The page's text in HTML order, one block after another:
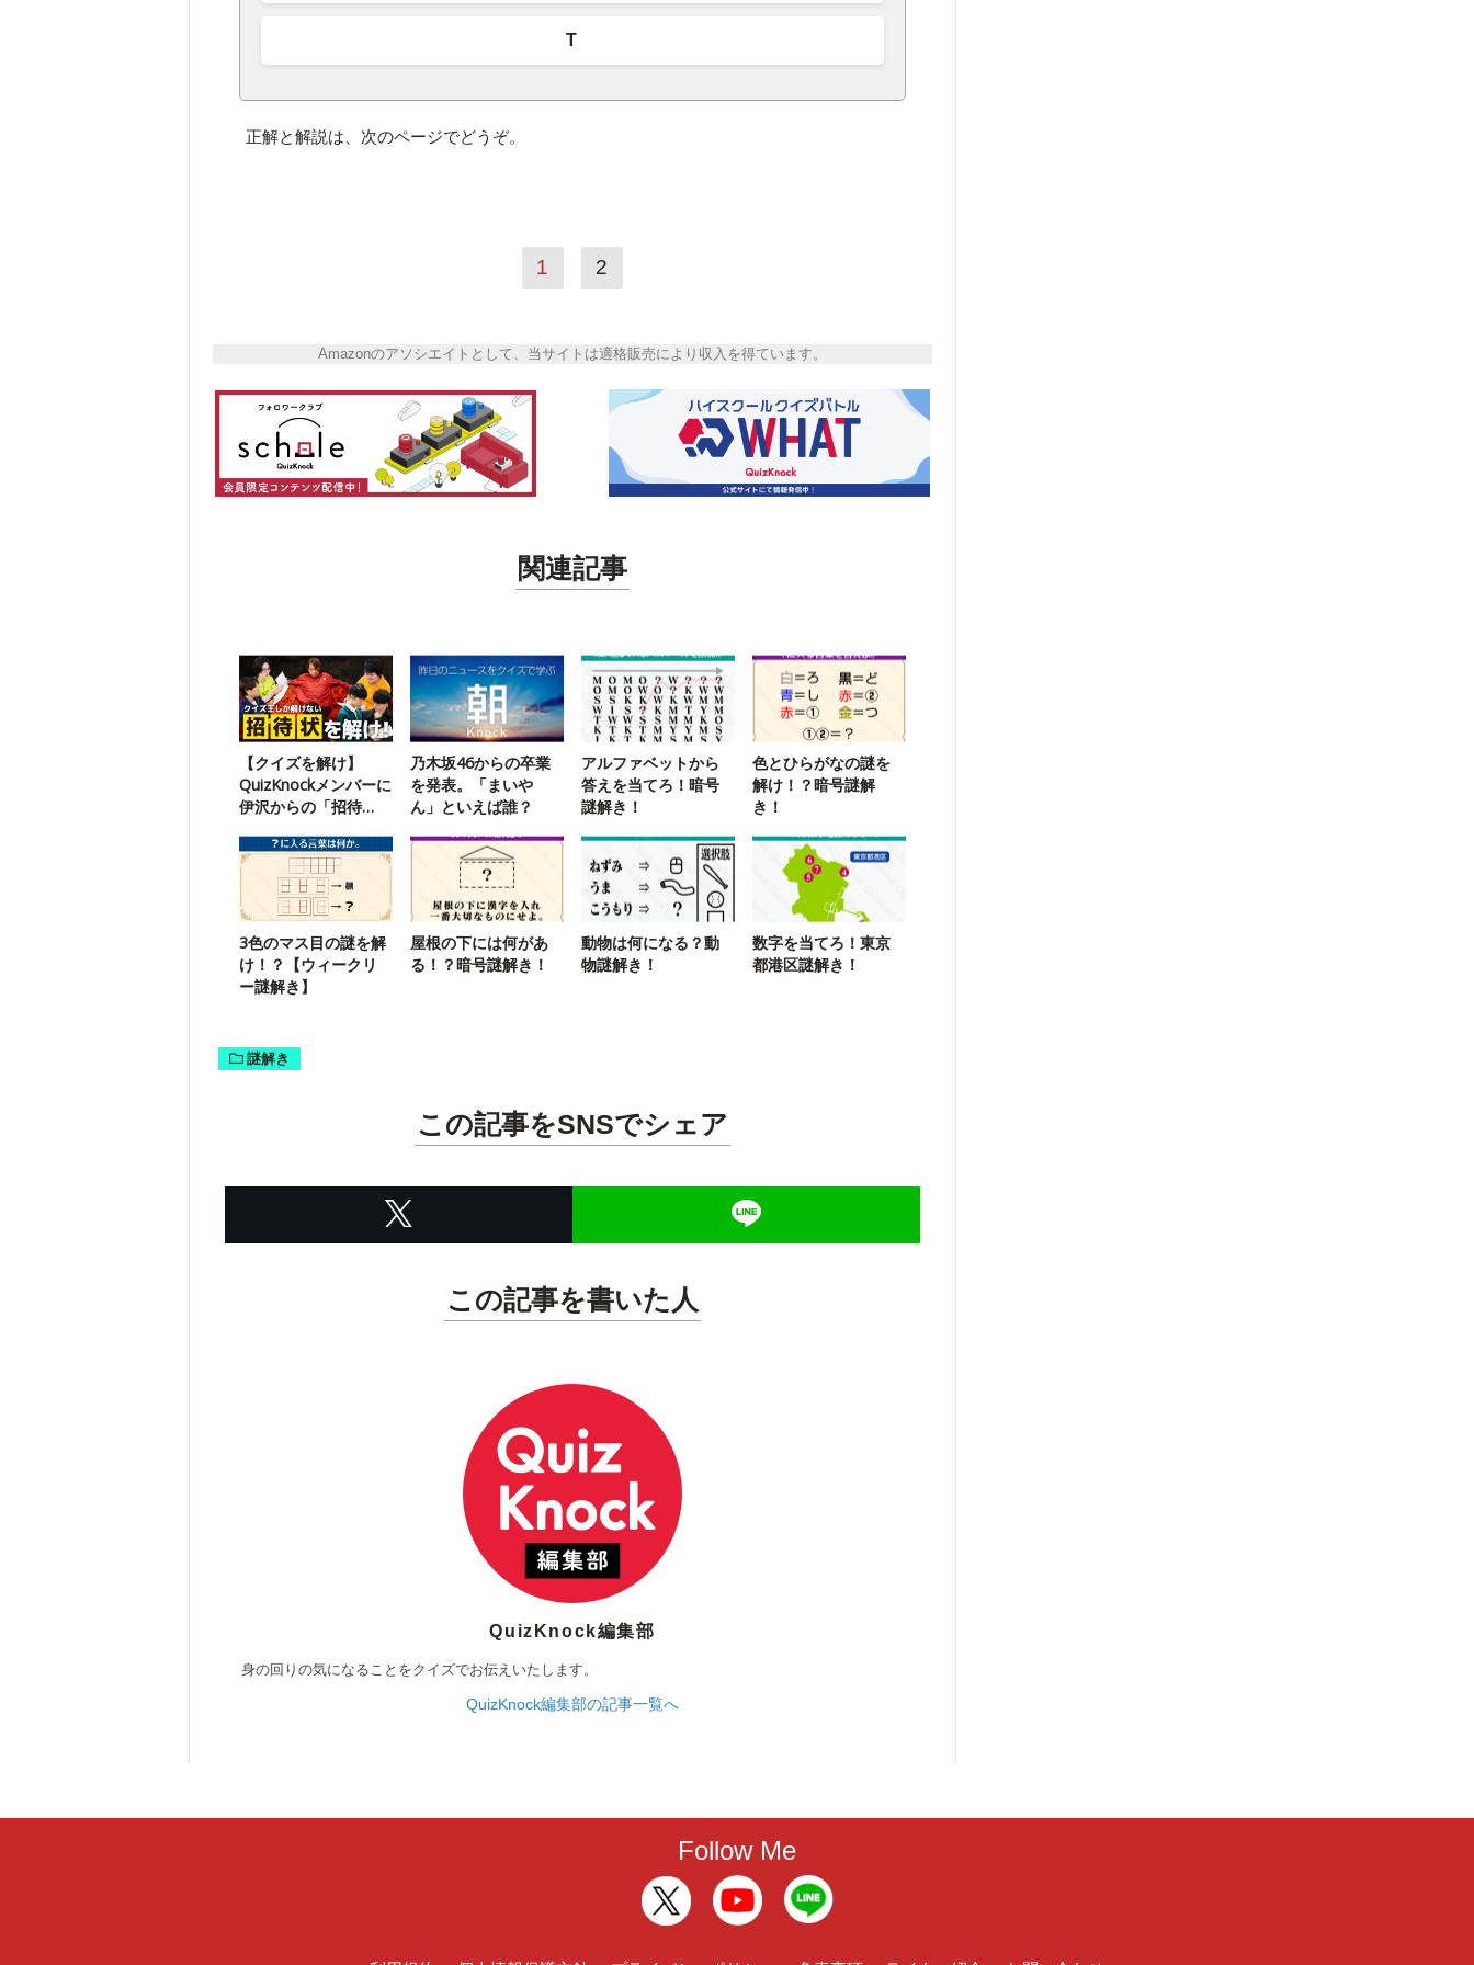
T
正解と解説は、次のページでどうぞ。
1 2
Amazonのアソシエイトとして、当サイトは適格販売により収入を得ています。
関連記事
【クイズを解け】
QuizKnockメンバーに
伊沢からの「招待
す
乃木坂46からの卒業
を発表。「まいや
ん」といえば誰？
アルファベットから
答えを当てろ！暗号
謎解き！
色とひらがなの謎を
解け！？暗号謎解
き！
3色のマス目の謎を解
け！？【ウィークリ
ー謎解き】
屋根の下には何があ
る！？暗号謎解き！
動物は何になる？動
物謎解き！
数字を当てろ！東京
都港区謎解き！
謎解き
この記事をSNSでシェア
この記事を書いた人
QuizKnock編集部
身の回りの気になることをクイズでお伝えいたします。
QuizKnock編集部の記事一覧へ
Follow Me